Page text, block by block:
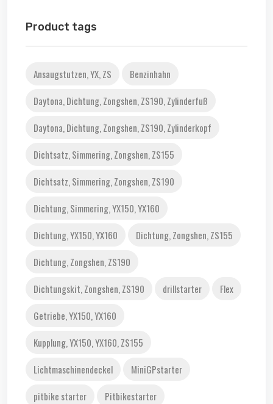
Product tags
Ansaugstutzen, YX, ZS
Benzinhahn
Daytona, Dichtung, Zongshen, ZS190, Zylinderfuß
Daytona, Dichtung, Zongshen, ZS190, Zylinderkopf
Dichtsatz, Simmering, Zongshen, ZS155
Dichtsatz, Simmering, Zongshen, ZS190
Dichtung, Simmering, YX150, YX160
Dichtung, YX150, YX160
Dichtung, Zongshen, ZS155
Dichtung, Zongshen, ZS190
Dichtungskit, Zongshen, ZS190
drillstarter
Flex
Getriebe, YX150, YX160
Kupplung, YX150, YX160, ZS155
Lichtmaschinendeckel
MiniGPstarter
pitbike starter
Pitbikestarter